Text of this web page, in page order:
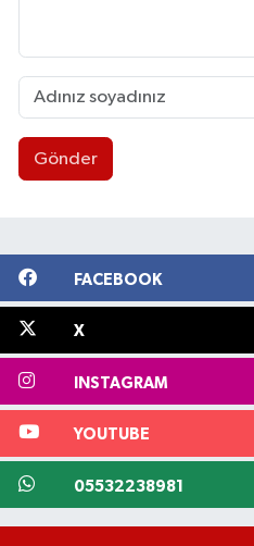
Gönder
FACEBOOK
X
INSTAGRAM
YOUTUBE
05532238981